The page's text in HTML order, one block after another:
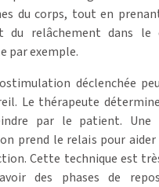
du corps, tout en
du relâchement dans le
par exemple.
déclenchée
Le thérapeute
par le patient. Une
prend le relais pour
Cette technique est
des phases de